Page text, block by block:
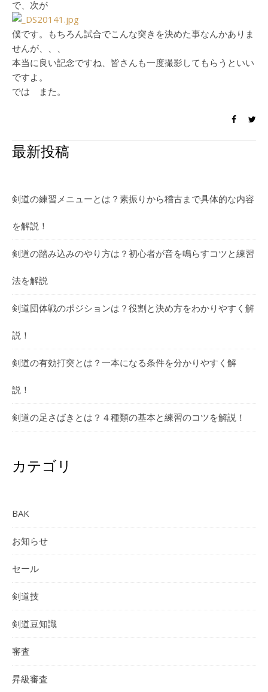
で、次が
僕です。もちろん試合でこんな突きを決めた事なんかありま
せんが、、、
本当に良い記念ですね、皆さんも一度撮影してもらうといい
ですよ。
では また。
最新投稿
剣道の練習メニューとは？素振りから稽古まで具体的な内容
を解説！
剣道の踏み込みのやり方は？初心者が音を鳴らすコツと練習
法を解説
剣道団体戦のポジションは？役割と決め方をわかりやすく解
説！
剣道の有効打突とは？一本になる条件を分かりやすく解
説！
剣道の足さばきとは？４種類の基本と練習のコツを解説！
カテゴリ
BAK
お知らせ
セール
剣道技
剣道豆知識
審査
昇級審査